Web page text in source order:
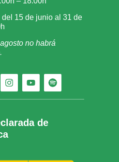
del 15 de junio al 31 de
no habrá
de